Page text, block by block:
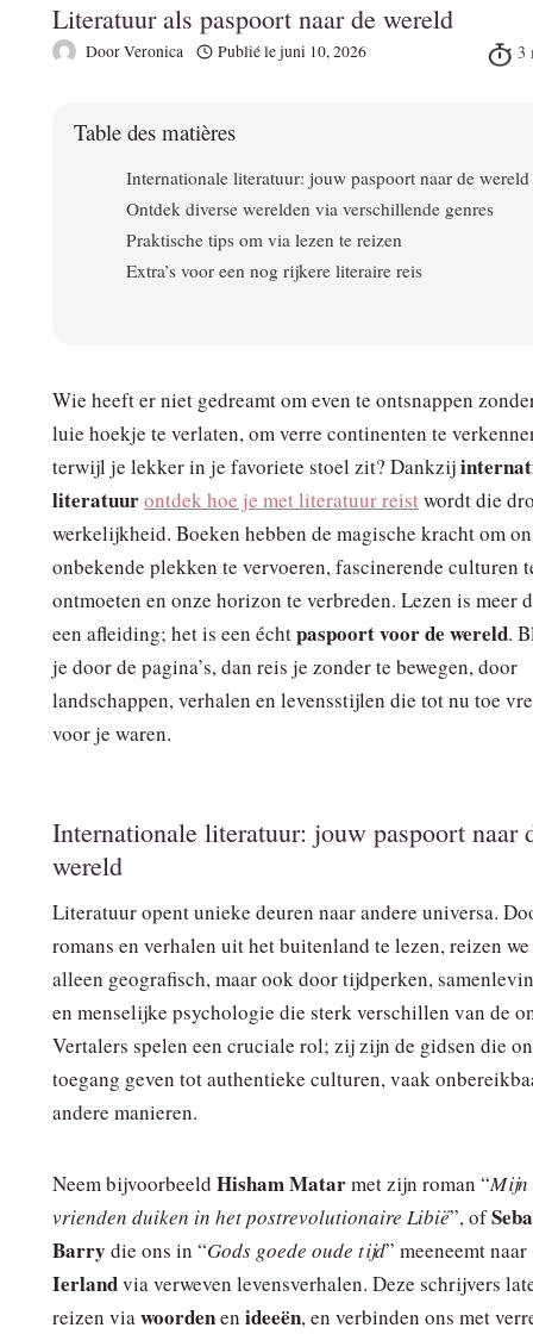
Literatuur als paspoort naar de wereld
DoorVeronica Publié lejuni 10, 2026
Table des matières
Internationale literatuur: jouw paspoort naar de wereld
Ontdek diverse werelden via verschillende genres
Praktische tips om via lezen te reizen
Extra’s voor een nog rijkere literaire reis
Wie heeft er niet gedreamt om even te ontsnappen
luie hoekje te verlaten, om verre continenten te
terwijl je lekker in je favoriete stoel zit? Dankzij
literatuurontdek hoe je met literatuur reistwordt die
werkelijkheid. Boeken hebben de magische kracht om
onbekende plekken te vervoeren, fascinerende culturen
ontmoeten en onze horizon te verbreden. Lezen is meer
een afleiding; het is een échtpaspoort voor de wereld.
je door de pagina’s, dan reis je zonder te bewegen, door
landschappen, verhalen en levensstijlen die tot nu toe
voor je waren.
Internationale literatuur: jouw paspoort naar
wereld
Literatuur opent unieke deuren naar andere universa.
romans en verhalen uit het buitenland te lezen, reizen
alleen geografisch, maar ook door tijdperken,
en menselijke psychologie die sterk verschillen van de
Vertalers spelen een cruciale rol; zij zijn de gidsen die
toegang geven tot authentieke culturen, vaak
andere manieren.
Neem bijvoorbeeld Hisham Matarmet zijn roman “Mijn
vrienden duiken in het postrevolutionaire Libië”, of
Barry die ons in “Gods goede oude tijd” meeneemt naar
Ierlandvia verweven levensverhalen. Deze schrijvers
reizen viawoordenen ideeën, en verbinden ons met